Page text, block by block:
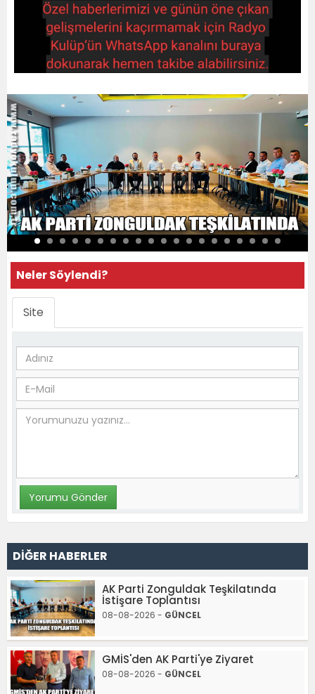
Neler Söylendi?
Site
DİĞER HABERLER
AK Parti Zonguldak Teşkilatında
İstişare Toplantısı
08-08-2026 - GÜNCEL
GMİS'den AK Parti'ye Ziyaret
08-08-2026 - GÜNCEL